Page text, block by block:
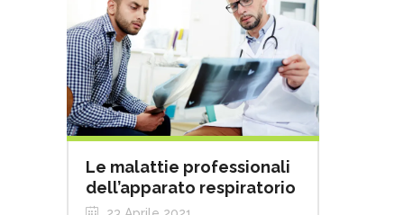
Le malattie professionali
dell’apparato respiratorio